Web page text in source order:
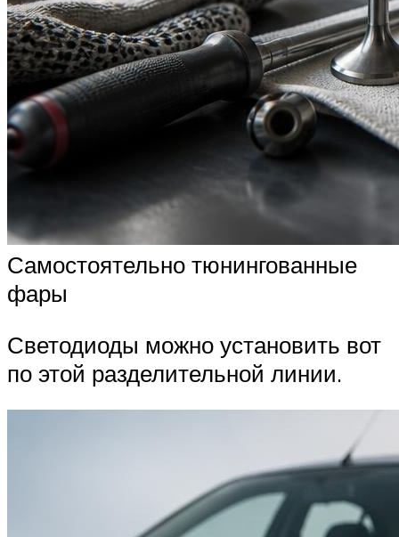
Самостоятельно тюнингованные
фары
Светодиоды можно установить вот
по этой разделительной линии.